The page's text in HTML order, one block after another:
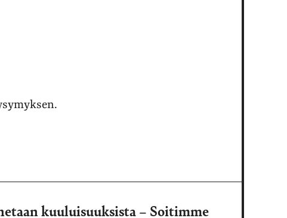
kuuluisuuksista – Soitimme